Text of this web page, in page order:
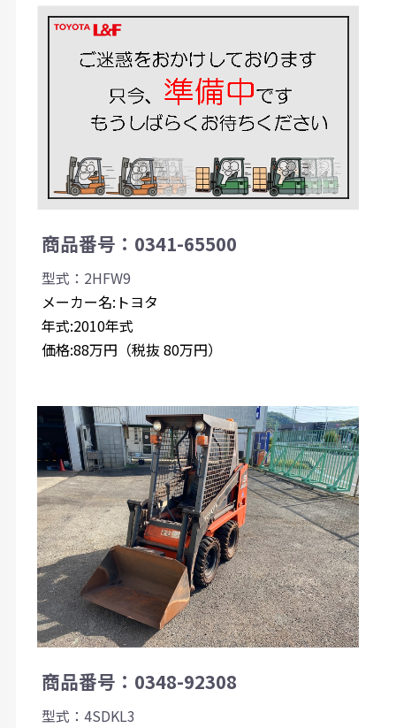
商品番号：0341-65500
型式：2HFW9
メーカー名:トヨタ
年式:2010年式
価格:88万円（税抜 80万円）
商品番号：0348-92308
型式：4SDKL3